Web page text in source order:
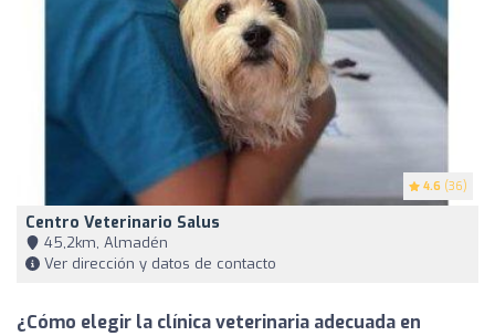
4.6 (36)
Centro Veterinario Salus
45,2km, Almadén
Ver dirección y datos de contacto
¿Cómo elegir la clínica veterinaria adecuada en